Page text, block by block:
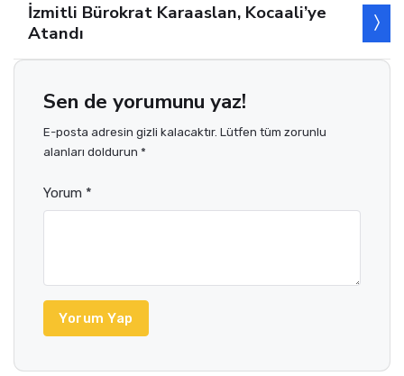
İzmitli Bürokrat Karaaslan, Kocaali’ye
Atandı
Sen de yorumunu yaz!
E-posta adresin gizli kalacaktır. Lütfen tüm zorunlu
alanları doldurun *
Yorum *
Yorum Yap